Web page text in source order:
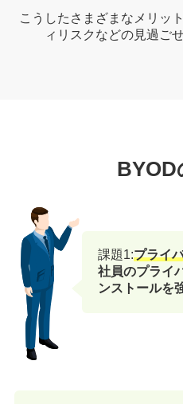
こうしたさまざまなメリッ
ィリスクなどの見過ご
BYOD
課題1:プライ
社員のプライ
ンストールを